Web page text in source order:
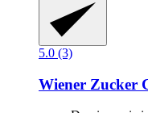
5.0 (3)
Wiener Zucker